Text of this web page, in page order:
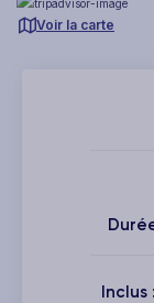
Voir la carte
Inclus